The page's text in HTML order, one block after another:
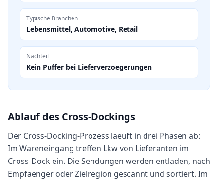
Typische Branchen
Lebensmittel, Automotive, Retail
Nachteil
Kein Puffer bei Lieferverzoegerungen
Ablauf des Cross-Dockings
Der Cross-Docking-Prozess laeuft in drei Phasen ab:
Im Wareneingang treffen Lkw von Lieferanten im
Cross-Dock ein. Die Sendungen werden entladen, nach
Empfaenger oder Zielregion gescannt und sortiert. Im